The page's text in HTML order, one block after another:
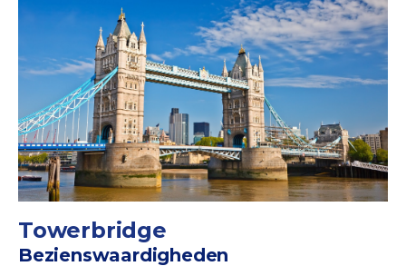
Towerbridge
Bezienswaardigheden